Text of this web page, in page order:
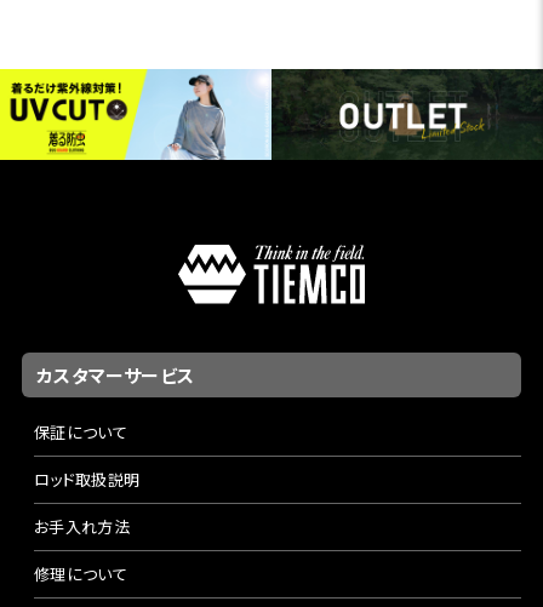
カスタマーサービス
保証について
ロッド取扱説明
お手入れ方法
修理について